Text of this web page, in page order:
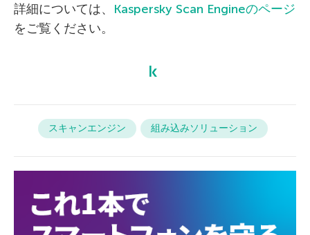
詳細については、 Kaspersky Scan Engineのページ
をご覧ください。
スキャンエンジン 組み込みソリューション